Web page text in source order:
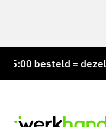
besteld = dezelfde